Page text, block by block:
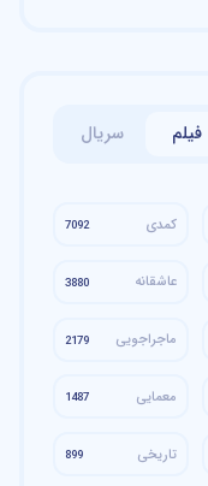
فیلم سریال
کمدی 7092
عاشقانه 3880
ماجراجویی 2179
معمایی 1487
تاریخی 899